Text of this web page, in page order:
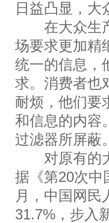
日益凸显，大
在大众生产
场要求更加精
统一的信息，
求。消费者也
耐烦，他们要
和信息的内容
过滤器所屏蔽。
对原有的大
据《第20次中
月，中国网民
31.7%，步入